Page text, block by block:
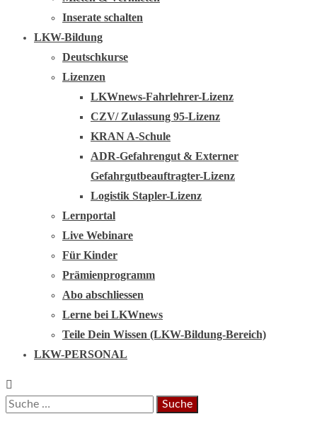
Inserate schalten
LKW-Bildung
Deutschkurse
Lizenzen
LKWnews-Fahrlehrer-Lizenz
CZV/ Zulassung 95-Lizenz
KRAN A-Schule
ADR-Gefahrengut & Externer
Gefahrgutbeauftragter-Lizenz
Logistik Stapler-Lizenz
Lernportal
Live Webinare
Für Kinder
Prämienprogramm
Abo abschliessen
Lerne bei LKWnews
Teile Dein Wissen (LKW-Bildung-Bereich)
LKW-PERSONAL
Suche